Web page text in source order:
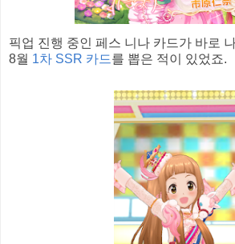
픽업 진행 중인 페스 니나 카드가 바로
8월 1차 SSR 카드를 뽑은 적이 있었죠.